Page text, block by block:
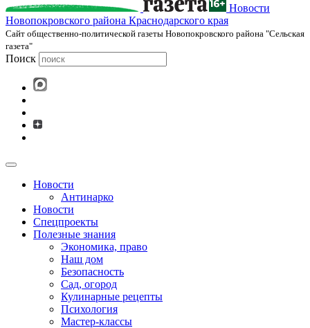
Новости
Новопокровского района Краснодарского края
Cайт общественно-политической газеты Новопокровского района "Сельская
газета"
Поиск
Новости
Антинарко
Новости
Спецпроекты
Полезные знания
Экономика, право
Наш дом
Безопасность
Сад, огород
Кулинарные рецепты
Психология
Мастер-классы